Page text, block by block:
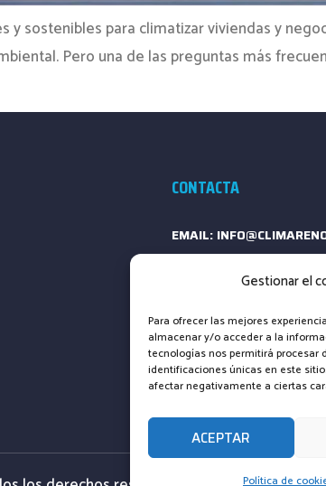
Gestionar el
Para ofrecer las mejores
almacenar y/o acceder a la
tecnologías nos permitirá
identificaciones únicas en este
afectar negativamente a ciertas
ACEPTAR
Política de
sostenibles para climatizar viviendas y
Pero una de las preguntas más
CONTACTA
EMAIL:
TELÉFONO: +34 661 23